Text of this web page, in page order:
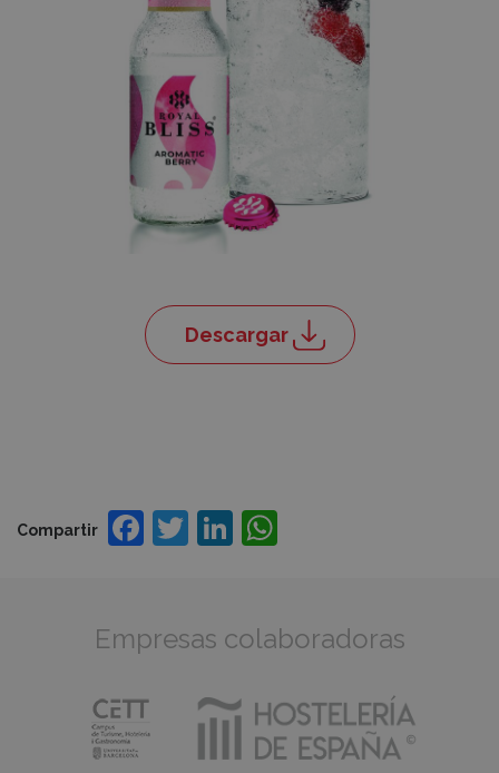
Descargar
Compartir Facebook
TwitterLinkedIn
Empresas colaboradoras